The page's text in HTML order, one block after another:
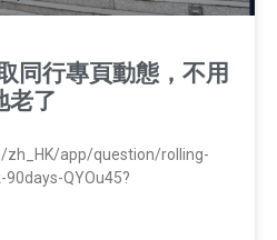
同行專頁動態，不用
老了
app/question/rolling-
QYOu45?